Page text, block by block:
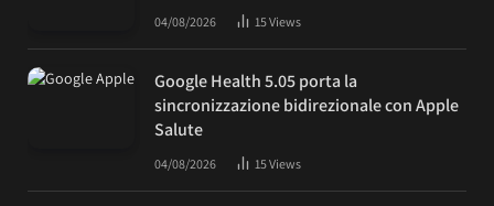
04/08/2026 15Views
Google Health 5.05 porta la
sincronizzazione bidirezionale con Apple
Salute
04/08/2026 15Views